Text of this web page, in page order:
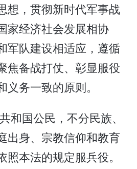
想，贯彻新时代军事战
家经济社会发展相协
军队建设相适应，遵循
焦备战打仗、彰显服役
务一致的原则。
和国公民，不分民族、
出身、宗教信仰和教育
本法的规定服兵役。